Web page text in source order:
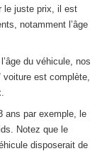
le juste prix, il est
notamment l’âge
du véhicule, nos
est complète,
ans par exemple, le
Notez que le
disposerait de